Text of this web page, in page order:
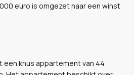
euro is omgezet naar een winst
een knus appartement van 44